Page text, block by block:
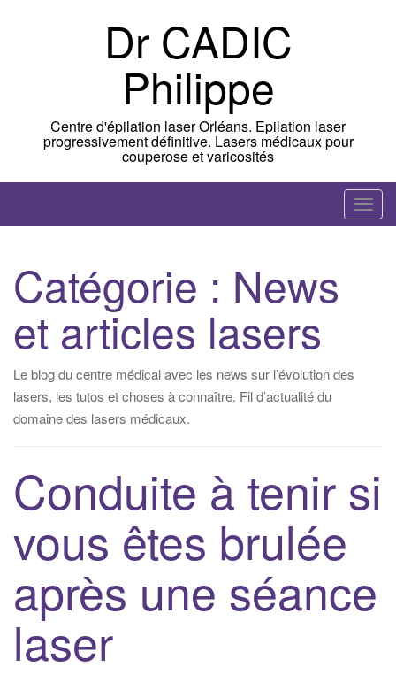
Dr CADIC
Philippe
Centre d'épilation laser Orléans. Epilation laser
progressivement définitive. Lasers médicaux pour
couperose et varicosités
T
o
i
Catégorie : News
et articles lasers
Le blog du centre médical avec les news sur l’évolution des
lasers, les tutos et choses à connaître. Fil d’actualité du
domaine des lasers médicaux.
Conduite à tenir si
vous êtes brulée
après une séance
laser